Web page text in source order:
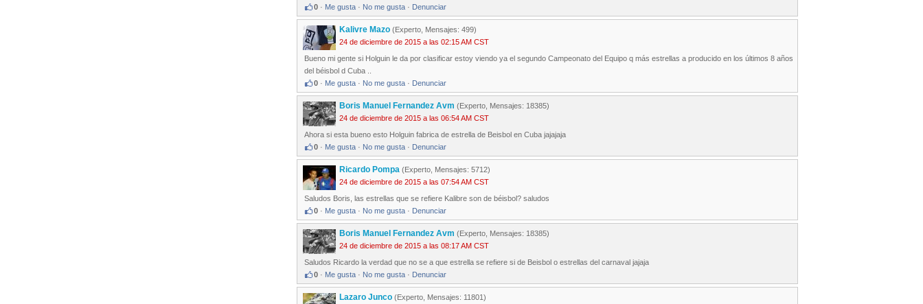
0 · Me gusta · No me gusta · Denunciar
Kalivre Mazo (Experto, Mensajes: 499)
24 de diciembre de 2015 a las 02:15 AM CST
Bueno mi gente si Holguin le da por clasificar estoy viendo ya el segundo Campeonato del Equipo q más estrellas a producido en los últimos 8 años
del béisbol d Cuba ..
0 · Me gusta · No me gusta · Denunciar
Boris Manuel Fernandez Avm (Experto, Mensajes: 18385)
24 de diciembre de 2015 a las 06:54 AM CST
Ahora si esta bueno esto Holguin fabrica de estrella de Beisbol en Cuba jajajaja
0 · Me gusta · No me gusta · Denunciar
Ricardo Pompa (Experto, Mensajes: 5712)
24 de diciembre de 2015 a las 07:54 AM CST
Saludos Boris, las estrellas que se refiere Kalibre son de béisbol? saludos
0 · Me gusta · No me gusta · Denunciar
Boris Manuel Fernandez Avm (Experto, Mensajes: 18385)
24 de diciembre de 2015 a las 08:17 AM CST
Saludos Ricardo la verdad que no se a que estrella se refiere si de Beisbol o estrellas del carnaval jajaja
0 · Me gusta · No me gusta · Denunciar
Lazaro Junco (Experto, Mensajes: 11801)